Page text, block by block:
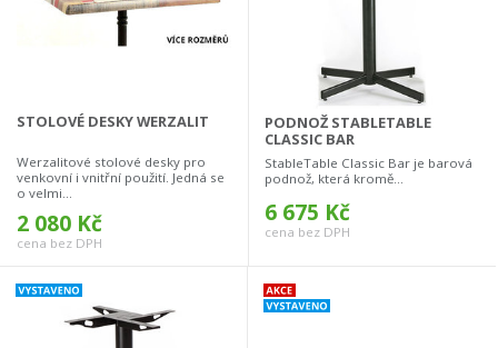
STOLOVÉ DESKY WERZALIT
Werzalitové stolové desky pro
venkovní i vnitřní použití. Jedná se
o velmi...
2 080 Kč
cena bez DPH
PODNOŽ STABLETABLE
CLASSIC BAR
StableTable Classic Bar je barová
podnož, která kromě...
6 675 Kč
cena bez DPH